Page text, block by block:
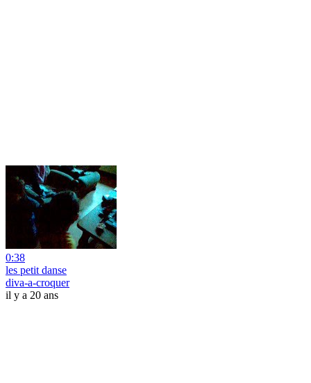
0:38
les petit danse
diva-a-croquer
il y a 20 ans